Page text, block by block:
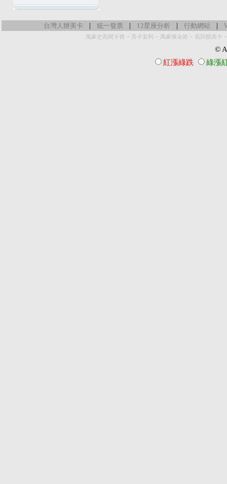
台灣人辦美卡 | 統一發票 | 12星座分析 | 行動網站 |
萬豪史高開卡禮 - 美卡套利 - 萬豪煉金術 - 高回饋美卡
©
紅漲綠跌
綠漲